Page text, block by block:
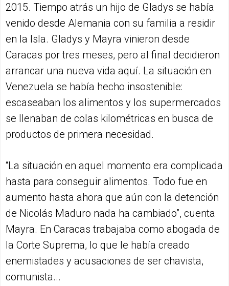
2015. Tiempo atrás un hijo de Gladys se había
venido desde Alemania con su familia a residir
en la Isla. Gladys y Mayra vinieron desde
Caracas por tres meses, pero al final decidieron
arrancar una nueva vida aquí. La situación en
Venezuela se había hecho insostenible:
escaseaban los alimentos y los supermercados
se llenaban de colas kilométricas en busca de
productos de primera necesidad.
“La situación en aquel momento era complicada
hasta para conseguir alimentos. Todo fue en
aumento hasta ahora que aún con la detención
de Nicolás Maduro nada ha cambiado”, cuenta
Mayra. En Caracas trabajaba como abogada de
la Corte Suprema, lo que le había creado
enemistades y acusaciones de ser chavista,
comunista...